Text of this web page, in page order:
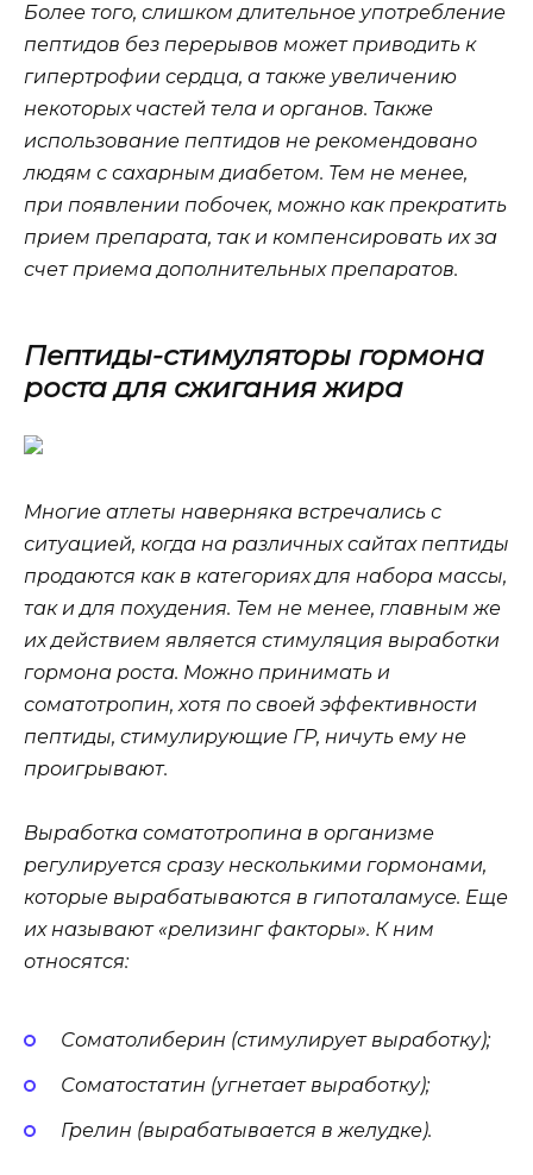
Более того, слишком длительное употребление
пептидов без перерывов может приводить к
гипертрофии сердца, а также увеличению
некоторых частей тела и органов. Также
использование пептидов не рекомендовано
людям с сахарным диабетом. Тем не менее,
при появлении побочек, можно как прекратить
прием препарата, так и компенсировать их за
счет приема дополнительных препаратов.
Пептиды-стимуляторы гормона
роста для сжигания жира
Многие атлеты наверняка встречались с
ситуацией, когда на различных сайтах пептиды
продаются как в категориях для набора массы,
так и для похудения. Тем не менее, главным же
их действием является стимуляция выработки
гормона роста. Можно принимать и
соматотропин, хотя по своей эффективности
пептиды, стимулирующие ГР, ничуть ему не
проигрывают.
Выработка соматотропина в организме
регулируется сразу несколькими гормонами,
которые вырабатываются в гипоталамусе. Еще
их называют «релизинг факторы». К ним
относятся:
Соматолиберин (стимулирует выработку);
Соматостатин (угнетает выработку);
Грелин (вырабатывается в желудке).